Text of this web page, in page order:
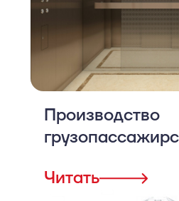
Производство
Читать